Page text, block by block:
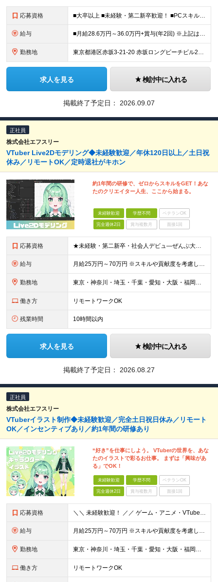
応募資格 ■大卒以上 ■未経験・第二新卒歓迎！ ■PCスキルがある方（Word、Excel、メール、Googleスプレッドシートなど） ～歓迎条件～ ・組織の成果をあげるための企画、達成した経験 ・各種リサー
給与 ■月給28.6万円～36.0万円+賞与(年2回) ※上記は、ご経験・スキルにより変動します ※所定7時間45分の標準労働制 ※月給には固定の時間外勤務手当30時間分を含む ※時間外勤務が30時間を超え
勤務地 東京都港区赤坂3-21-20 赤坂ロングビーチビル2F ※（変更の範囲）上記を除く当社関連勤務地
求人を見る 検討中に入れる
掲載終了予定日： 2026.09.07
正社員
株式会社エフスリー
VTuber Live2Dモデリング◆未経験歓迎／年休120日以上／土日祝
休み／リモートOK／定時退社がキホン
約1年間の研修で、ゼロからスキルをGET！あな
たのクリエイター人生、ここから始まる。
未経験歓迎 学歴不問 ベテランOK
完全週休2日 賞与複数月 面接1回
応募資格 ★未経験・第二新卒・社会人デビュ―ぜんぶ大歓迎！ ★学歴・職歴は一切問いません！高卒の先輩も多数 立派な志望動機はなくてもOK！ 「アニメ・ゲームが好き」「クリエイターになりたい」 あなたの率直な気
給与 月給25万円～70万円 ※スキルや貢献度を考慮して決定します。 ※試用期間中は、契約社員（月給は20万円～＋交通費）となります。 ◆インセンティブ・臨時ボーナス制度あり ◆昇給査定あり
勤務地 東京・神奈川・埼玉・千葉・愛知・大阪・福岡のプロジェクト先 ◎事前相談のうえ、自宅から通いやすい勤務地へ配属します。 ◎転居を伴う転勤はありません ＜本社＞ 東京都目黒区大橋2丁目24-1 ハイネス
働き方 リモートワークOK
残業時間 10時間以内
求人を見る 検討中に入れる
掲載終了予定日： 2026.08.27
正社員
株式会社エフスリー
VTuberイラスト制作◆未経験歓迎／完全土日祝日休み／リモート
OK／インセンティブあり／約1年間の研修あり
“好き”を仕事にしよう。 VTuberの世界を、あな
たのイラストで彩るお仕事。 まずは「興味があ
る」でOK！
未経験歓迎 学歴不問 ベテランOK
完全週休2日 賞与複数月 面接1回
応募資格 ＼＼ 未経験歓迎！ ／／ ゲーム・アニメ・VTuberが好き クリエイティブに挑戦してみたい そんな気持ちがあれば大歓迎です！ 「この仕事、気になる！」それだけでOK。 チャレンジする一歩目を応援し
給与 月給25万円～70万円 ※スキルや貢献度を考慮して決定します。 ※試用期間中は、契約社員（月給は20万円～＋交通費）となります。 ◆インセンティブ・臨時ボーナス制度あり ◆昇給査定あり
勤務地 東京・神奈川・埼玉・千葉・愛知・大阪・福岡のプロジェクト先 ◎事前相談のうえ、自宅から通いやすい勤務地へ配属します。 ◎転居を伴う転勤はありません ＜本社＞ 東京都目黒区大橋2丁目24-1 ハイネス
働き方 リモートワークOK